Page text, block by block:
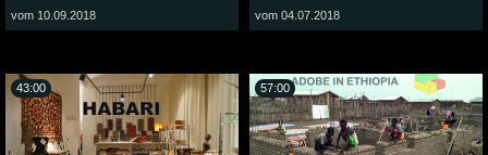
vom 10.09.2018 vom 04.07.2018
43:00 57:00